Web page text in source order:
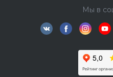
Мы в